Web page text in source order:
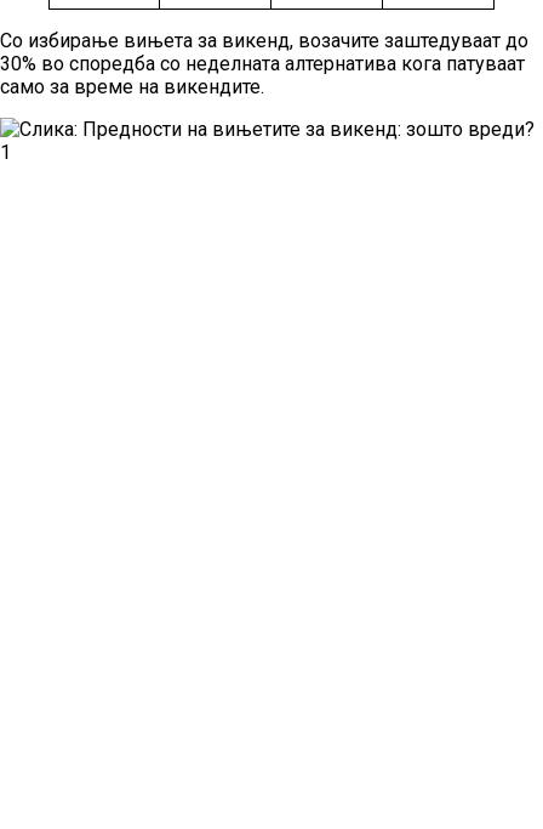
Со избирање вињета за викенд, возачите заштедуваат до
30% во споредба со неделната алтернатива кога патуваат
само за време на викендите.